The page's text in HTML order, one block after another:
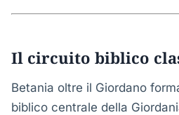
Il circuito biblico
Betania oltre il Giordano
biblico centrale della